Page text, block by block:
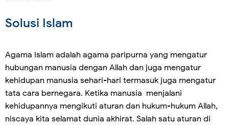
Solusi Islam
Agama Islam adalah agama paripurna yang mengatur
hubungan manusia dengan Allah dan juga mengatur
kehidupan manusia sehari-hari termasuk juga mengatur
tata cara bernegara. Ketika manusia menjalani
kehidupannya mengikuti aturan dan hukum-hukum Allah,
niscaya kita selamat dunia akhirat. Salah satu aturan di